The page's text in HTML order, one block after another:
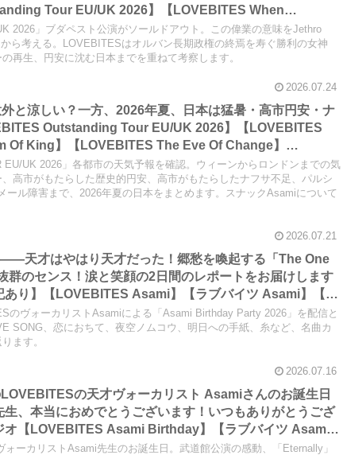
Tour EU/UK 2026】【LOVEBITES When
Blazing Halo】【LOVEBITES Liar】【LOVEBITES
Budapest】【Jethro Tull Budapest】【Jethro Tull
2026」ブダペスト公演がソールドアウト。この偉業の意味をJethro
ら考える。LOVEBITESはオルバン長期政権の終焉を寿ぐ勝利の女神
再生、円安に沈む日本までを重ねて考察します。
2026.07.24
と涼しい？一方、2026年夏、日本は猛暑・高市円安・ナ
【LOVEBITES
Of King】【LOVEBITES The Eve Of Change】
】【LOVEBITES Eternally】【LOVEBITES Lost In The
クAsami】
EU/UK 2026」各都市の天気予報を確認。ウィーンからロンドンまでの気
高市がもたらした歴史的円安、高市がもたらしたナフサ不足、パルシ
ール障害まで、2026年夏の日本をまとめます。スナックAsamiについて
2026.07.21
天才はやはり天才だった！郷愁を喚起する「The One
のセンス！涙と笑顔の2日間のレポートをお届けします
あり】【LOVEBITES Asami】【ラブバイツ Asami】【接
・LA・LA LOVE SONG 久保田利伸 with NAOMI
in love- 小林明子】【Hello, Again ～昔からある場所～
SMAP】【炎 LiSA】【明日への手紙 手嶌葵】【糸 中島
のヴォーカリストAsamiによる「Asami Birthday Party 2026」を配信と
SONG、恋におちて、夜空ノムコウ、明日への手紙、糸など、名曲カ
ます。
2026.07.16
の天才ヴォーカリスト Asamiさんのお誕生日
、本当におめでとうございます！いつもありがとうござ
オ【LOVEBITES Asami Birthday】【ラブバイツ Asami
Birthday Party】【LOVEBITES 歌詞 和訳】
ーカリストAsami先生のお誕生日。武道館公演の感動、「Eternally」